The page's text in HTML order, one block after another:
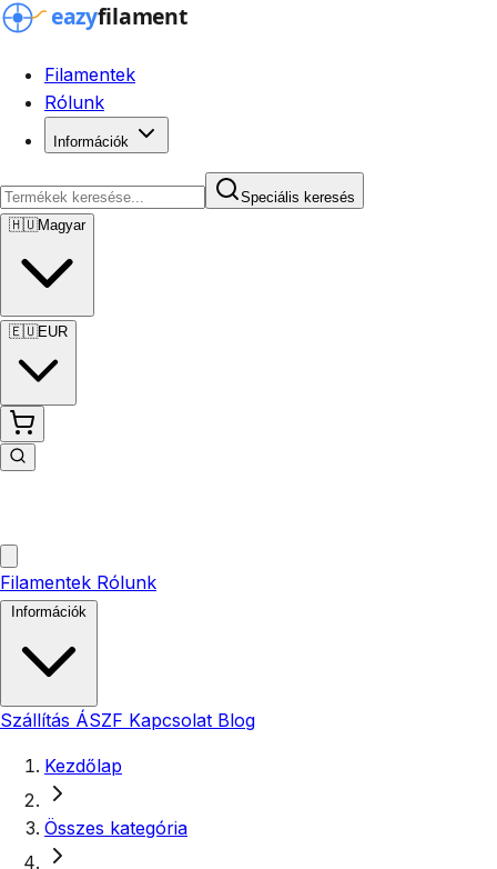
Filamentek
Rólunk
Információk
Speciális keresés
🇭🇺Magyar
🇪🇺EUR
Filamentek Rólunk
Szállítás ÁSZF Kapcsolat Blog
Kezdőlap
Összes kategória